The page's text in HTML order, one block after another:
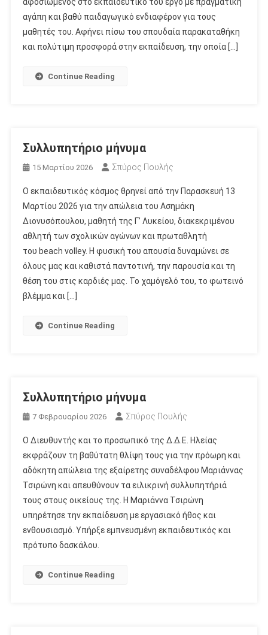
αγάπη και βαθύ παιδαγωγικό ενδιαφέρον για τους
μαθητές του. Αφήνει πίσω του σπουδαία παρακαταθήκη
και πολύτιμη προσφορά στην εκπαίδευση, την οποία […]
Continue Reading
Συλλυπητήριο μήνυμα
15 Μαρτίου 2026 Σπύρος Πουλής
Ο εκπαιδευτικός κόσμος θρηνεί από την Παρασκευή 13
Μαρτίου 2026 για την απώλεια του Ασημάκη
Διονυσόπουλου, μαθητή της Γ’ Λυκείου, διακεκριμένου
αθλητή των σχολικών αγώνων και πρωταθλητή
του beach volley. Η φυσική του απουσία δυναμώνει σε
όλους μας και καθιστά παντοτινή, την παρουσία και τη
θέση του στις καρδιές μας. Το χαμόγελό του, το φωτεινό
βλέμμα και […]
Continue Reading
Συλλυπητήριο μήνυμα
7 Φεβρουαρίου 2026 Σπύρος Πουλής
Ο Διευθυντής και το προσωπικό της Δ.Δ.Ε. Ηλείας
εκφράζουν τη βαθύτατη θλίψη τους για την πρόωρη και
αδόκητη απώλεια της εξαίρετης συναδέλφου Μαριάννας
Τσιρώνη και απευθύνουν τα ειλικρινή συλλυπητήριά
τους στους οικείους της. Η Μαριάννα Τσιρώνη
υπηρέτησε την εκπαίδευση με εργασιακό ήθος και
ενθουσιασμό. Υπήρξε εμπνευσμένη εκπαιδευτικός και
πρότυπο δασκάλου.
Continue Reading